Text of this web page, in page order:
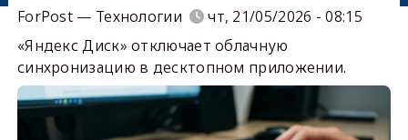
ForPost — Технологии
чт, 21/05/2026 - 08:15
«Яндекс Диск» отключает облачную
синхронизацию в десктопном приложении.